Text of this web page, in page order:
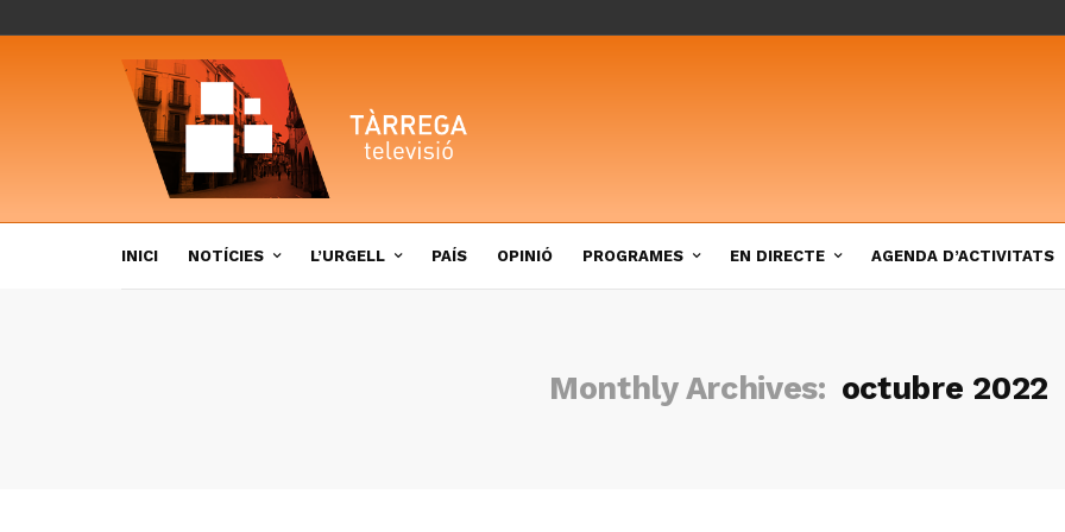
INICI NOTÍCIES L’URGELL PAÍS OPINIÓ PROGRAMES EN DIRECTE AGENDA D’ACTIVITATS
Monthly Archives: octubre 2022